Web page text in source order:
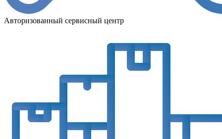
Авторизованный сервисный центр